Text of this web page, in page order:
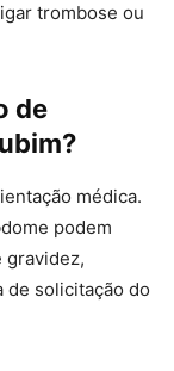
trombose ou
de
médica.
podem
gravidez,
de solicitação do